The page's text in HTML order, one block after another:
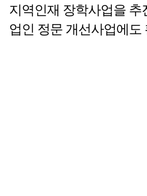
지역인재 장학사업을
업인 정문 개선사업에도